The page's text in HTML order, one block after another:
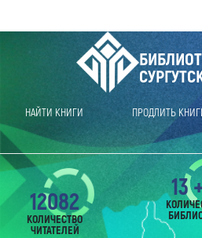
НАЙТИ КНИГИ ПРОДЛИТЬ
12082
КОЛИЧЕСТВО
ЧИТАТЕЛЕЙ
13